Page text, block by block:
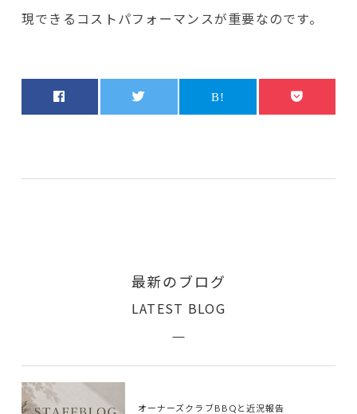
現できるコストパフォーマンスが重要なのです。
最新のブログ
LATEST BLOG
オーナーズクラブBBQと近況報告